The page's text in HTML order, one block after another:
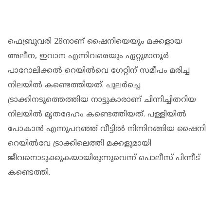
ഫെബ്രുവരി 28നാണ് ഷൈനിയെയും മക്കളായ
അലീന, ഇവാന എന്നിവരെയും ഏറ്റുമാനൂര്‍
പാറോലിക്കല്‍ റെയില്‍വെ ഗേറ്റിന് സമീപം മരിച്ച
നിലയില്‍ കണ്ടെത്തിയത്. പുലര്‍ച്ചെ
ട്രാക്കിനടുത്തെത്തിയ നാട്ടുകാരാണ് ചിന്നിച്ചിതറിയ
നിലയില്‍ മൃതദേഹം കണ്ടെത്തിയത്. പള്ളിയില്‍
പോകാന്‍ എന്നുപറഞ്ഞ് വീട്ടില്‍ നിന്നിറങ്ങിയ ഷൈനി
റെയില്‍വേ ട്രാക്കിലെത്തി മക്കളുമായി
ജീവനൊടുക്കുകയായിരുന്നുവെന്ന് പൊലീസ് പിന്നീട്
കണ്ടെത്തി.